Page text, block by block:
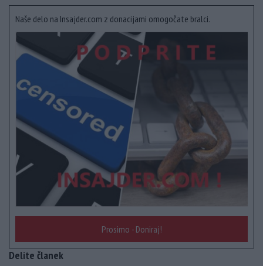
Naše delo na Insajder.com z donacijami omogočate bralci.
Prosimo - Doniraj!
Delite članek